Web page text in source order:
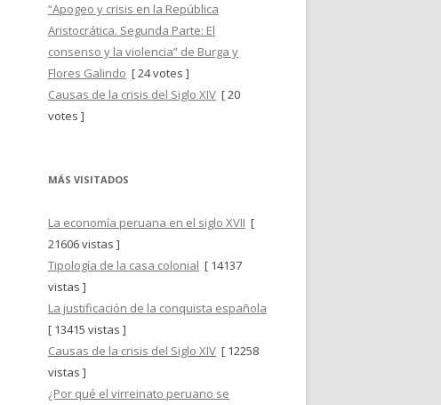
“Apogeo y crisis en la República
Aristocrática. Segunda Parte: El
consenso y la violencia” de Burga y
Flores Galindo [ 24 votes ]
Causas de la crisis del Siglo XIV [ 20
votes ]
MÁS VISITADOS
La economía peruana en el siglo XVII [
21606 vistas ]
Tipología de la casa colonial [ 14137
vistas ]
La justificación de la conquista española
[ 13415 vistas ]
Causas de la crisis del Siglo XIV [ 12258
vistas ]
¿Por qué el virreinato peruano se